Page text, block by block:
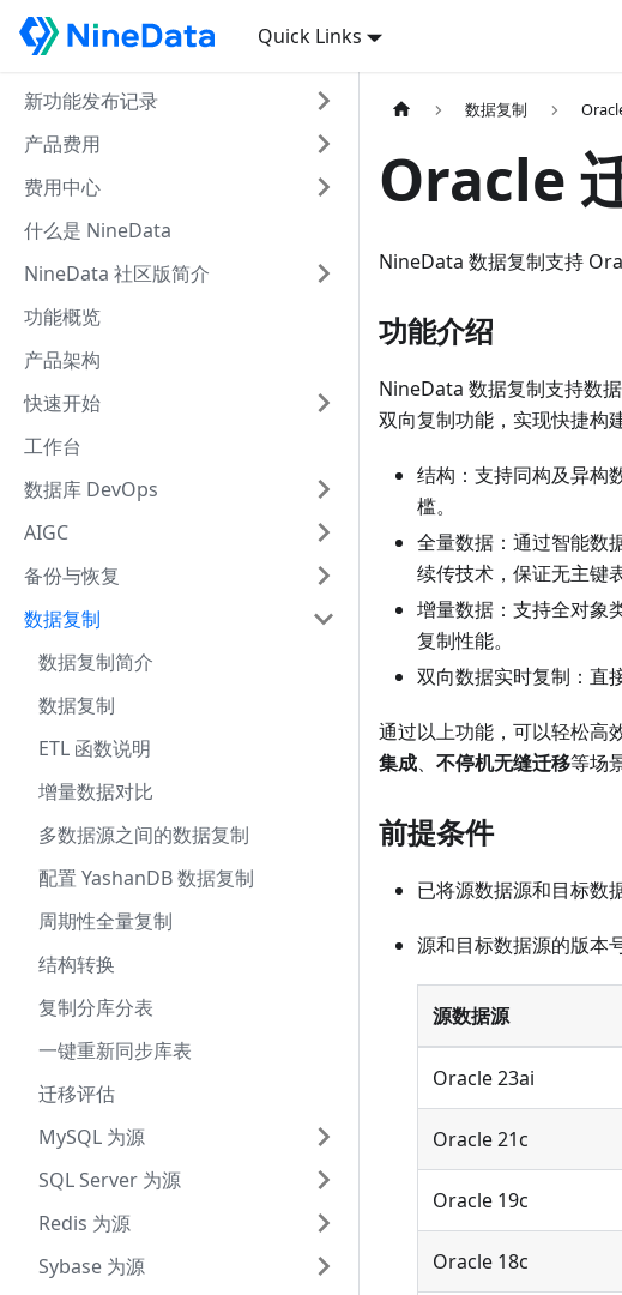
Quick Links
新功能发布记录
产品费用
费用中心
什么是 NineData
NineData 社区版简介
功能概览
产品架构
快速开始
工作台
数据库 DevOps
AIGC
备份与恢复
数据复制
数据复制简介
数据复制
ETL 函数说明
增量数据对比
多数据源之间的数据复制
配置 YashanDB 数据复制
周期性全量复制
结构转换
复制分库分表
一键重新同步库表
迁移评估
MySQL 为源
SQL Server 为源
Redis 为源
Sybase 为源
数据复制
Oracle
NineData 数据复制支持
功能介绍
NineData 数据复制支持数
双向复制功能，实现快捷构
结构：支持同构及异构
槛。
全量数据：通过智能数
续传技术，保证无主键
增量数据：支持全对象
复制性能。
双向数据实时复制：直
通过以上功能，可以轻松高
集成、 不停机无缝迁移等场
前提条件
已将源数据源和目标数
源和目标数据源的版本
源数据源
Oracle 23ai
Oracle 21c
Oracle 19c
Oracle 18c